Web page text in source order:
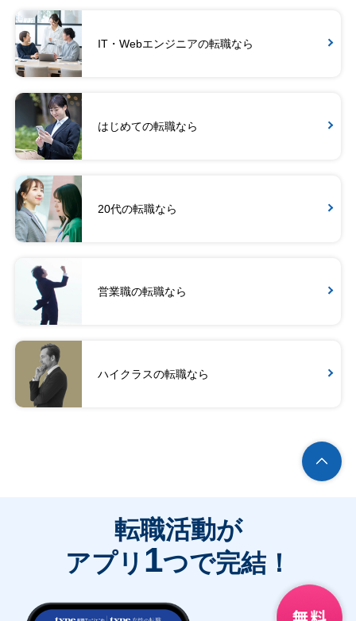
IT・Webエンジニアの転職なら
はじめての転職なら
20代の転職なら
営業職の転職なら
ハイクラスの転職なら
転職活動が
アプリ 1つで完結！